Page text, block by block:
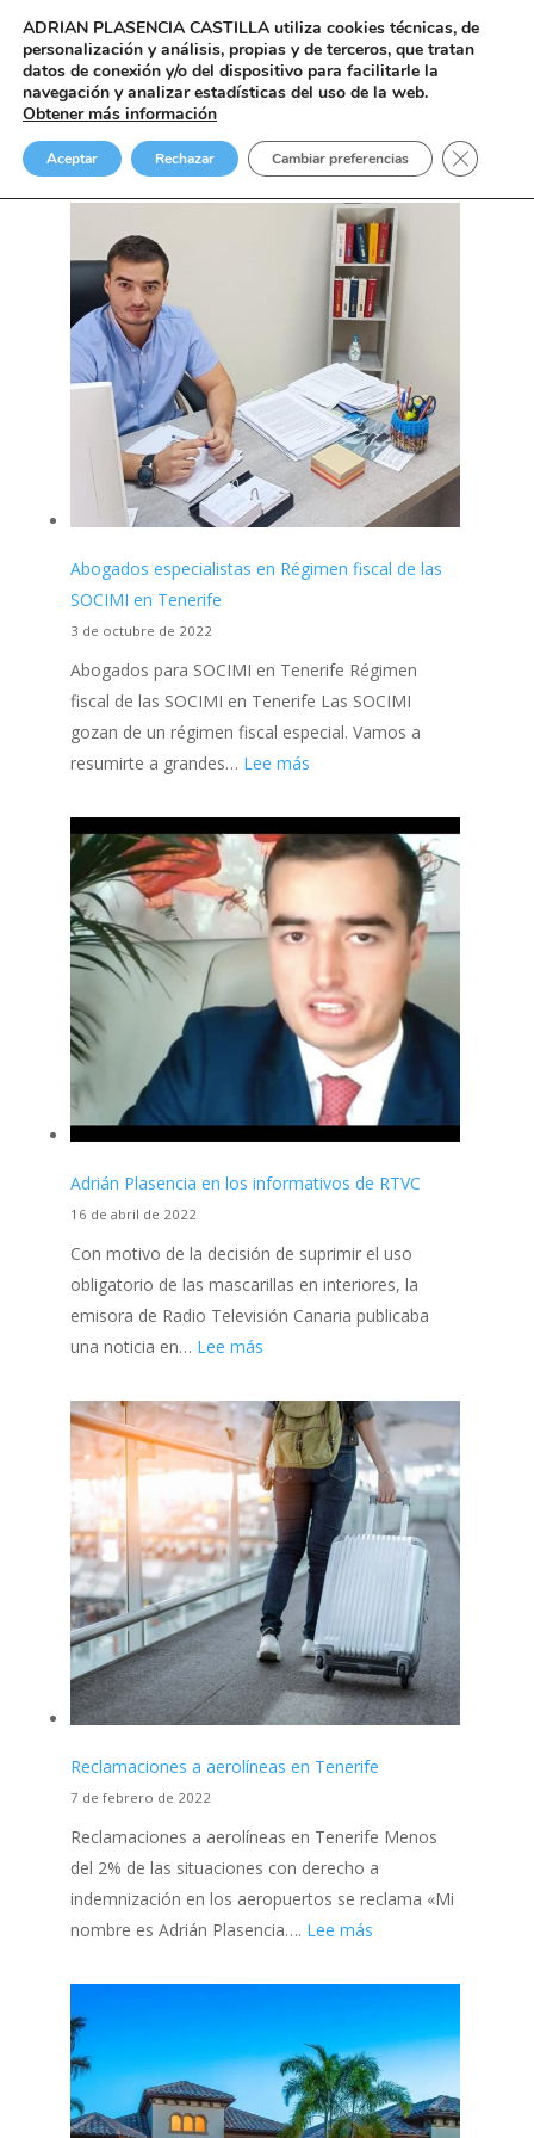
Blog
Abogados especialistas en Régimen fiscal de las
SOCIMI en Tenerife
3 de octubre de 2022
Abogados para SOCIMI en Tenerife Régimen
fiscal de las SOCIMI en Tenerife Las SOCIMI
gozan de un régimen fiscal especial. Vamos a
resumirte a grandes… Lee más:
especialistas
en
fiscal
de
las
SOCIMI
en
Tenerife
Adrián Plasencia en los informativos de RTVC
16 de abril de 2022
Con motivo de la decisión de suprimir el uso
obligatorio de las mascarillas en interiores, la
emisora de Radio Televisión Canaria publicaba
una noticia en… Lee más:
Plasencia
en
los
informativos
de
RTVC
Reclamaciones a aerolíneas en Tenerife
7 de febrero de 2022
Reclamaciones a aerolíneas en Tenerife Menos
del 2% de las situaciones con derecho a
indemnización en los aeropuertos se reclama «Mi
nombre es Adrián Plasencia…. Lee más:
a
en
Tenerife
ADRIAN PLASENCIA CASTILLA utiliza cookies técnicas, de
personalización y análisis, propias y de terceros, que tratan
datos de conexión y/o del dispositivo para facilitarle la
navegación y analizar estadísticas del uso de la web.
Obtener más información
Aceptar Rechazar Cambiar preferencias Cerrar el